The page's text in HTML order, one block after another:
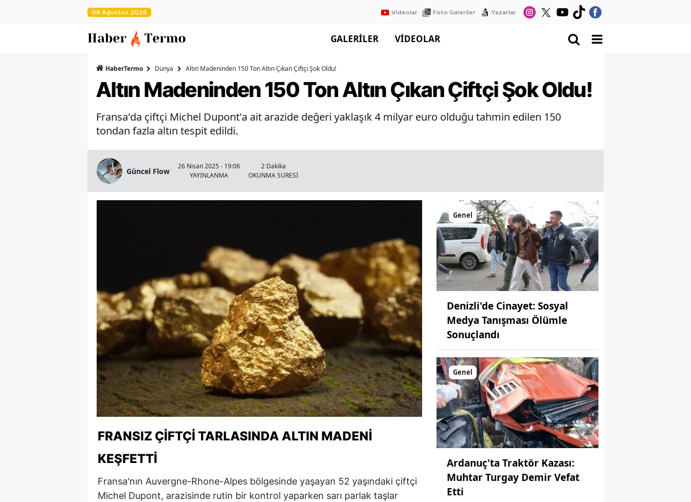
08 Ağustos 2026 Videolar Foto Galeriler Yazarlar
GALERİLER VİDEOLAR
HaberTermo Dünya Altın Madeninden 150 Ton Altın Çıkan Çiftçi Şok Oldu!
Altın Madeninden 150 Ton Altın Çıkan Çiftçi Şok Oldu!
Fransa'da çiftçi Michel Dupont'a ait arazide değeri yaklaşık 4 milyar euro olduğu tahmin edilen 150
tondan fazla altın tespit edildi.
Güncel Flow
26 Nisan 2025 - 19:06
YAYINLANMA
2 Dakika
OKUNMA SÜRESİ
FRANSIZ ÇIFTÇI TARLASINDA ALTIN MADENI
KEŞFETTI
Fransa'nın Auvergne-Rhone-Alpes bölgesinde yaşayan 52 yaşındaki çiftçi
Michel Dupont, arazisinde rutin bir kontrol yaparken sarı parlak taşlar
Genel
Denizli'de Cinayet: Sosyal
Medya Tanışması Ölümle
Sonuçlandı
Genel
Ardanuç'ta Traktör Kazası:
Muhtar Turgay Demir Vefat
Etti